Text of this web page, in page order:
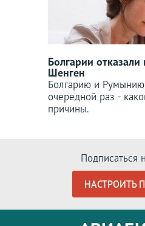
Болгарии
Шенген
Болгарию и
очередной раз -
причины.
Подписаться
НАСТРОИТЬ